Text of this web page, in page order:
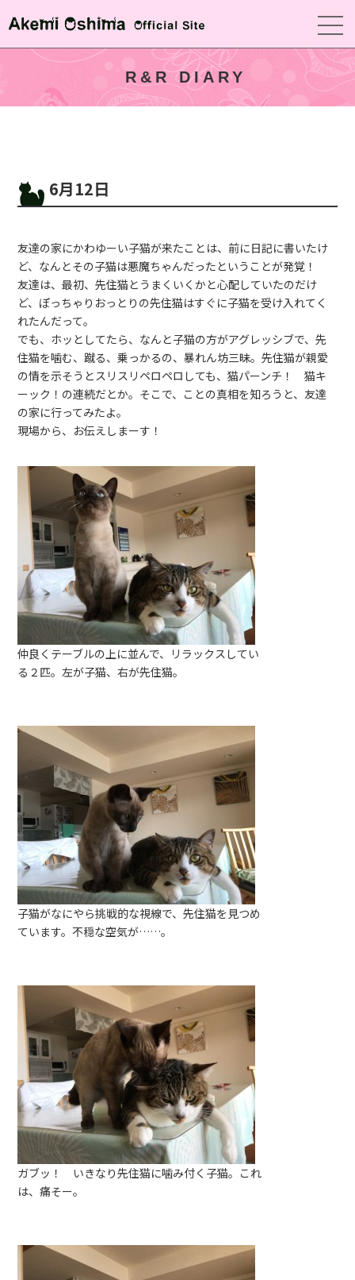
R&R DIARY
6月12日
友達の家にかわゆーい子猫が来たことは、前に日記に書いたけ
ど、なんとその子猫は悪魔ちゃんだったということが発覚！
友達は、最初、先住猫とうまくいくかと心配していたのだけ
ど、ぽっちゃりおっとりの先住猫はすぐに子猫を受け入れてく
れたんだって。
でも、ホッとしてたら、なんと子猫の方がアグレッシブで、先
住猫を噛む、蹴る、乗っかるの、暴れん坊三昧。先住猫が親愛
の情を示そうとスリスリペロペロしても、猫パーンチ！ 猫キ
ーック！の連続だとか。そこで、ことの真相を知ろうと、友達
の家に行ってみたよ。
現場から、お伝えしまーす！
仲良くテーブルの上に並んで、リラックスしてい
る２匹。左が子猫、右が先住猫。
子猫がなにやら挑戦的な視線で、先住猫を見つめ
ています。不穏な空気が……。
ガブッ！ いきなり先住猫に噛み付く子猫。これ
は、痛そー。